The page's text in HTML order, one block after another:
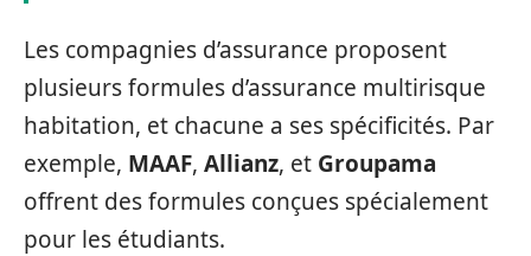
Les compagnies d’assurance proposent
plusieurs formules d’assurance multirisque
habitation, et chacune a ses spécificités. Par
exemple, MAAF, Allianz, et Groupama
offrent des formules conçues spécialement
pour les étudiants.